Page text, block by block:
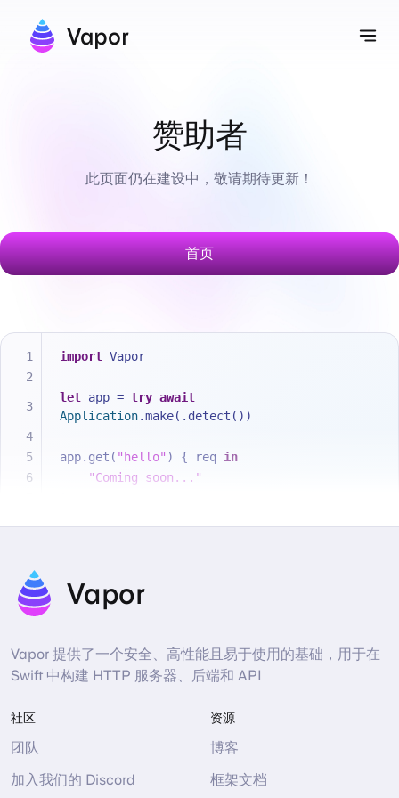
Vapor 切
赞助者
此页面仍在建设中，敬请期待更新！
首页
import Vapor
let app = try await
Application.make(.detect())
app.get( "hello" ) { req in
"Coming soon..."
Vapor
Vapor 提供了一个安全、高性能且易于使用的基础，用于在
Swift 中构建 HTTP 服务器、后端和 API
社区
团队
加入我们的 Discord
资源
博客
框架文档